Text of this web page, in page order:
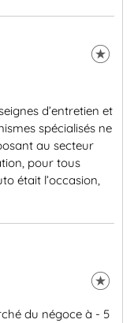
d’entretien et
spécialisés ne
au secteur
pour tous
était l’occasion,
du négoce à - 5